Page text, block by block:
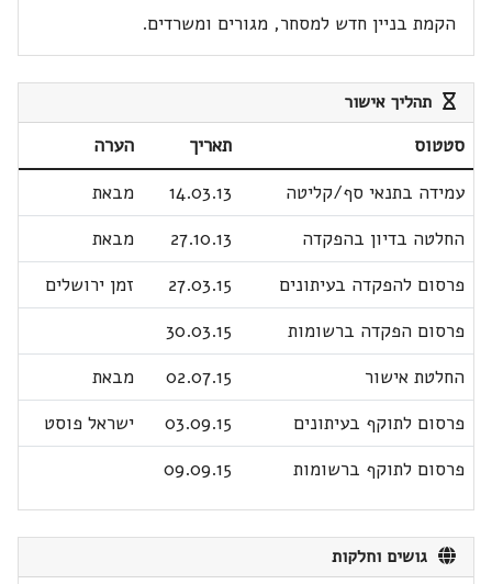
הקמת בניין חדש למסחר, מגורים ומשרדים.
תהליך אישור
סטטוס תאריך
הערה
עמידה בתנאי סף/קליטה
14.03.13
מבאת
החלטה בדיון בהפקדה
27.10.13
מבאת
פרסום להפקדה בעיתונים
27.03.15
זמן ירושלים
פרסום הפקדה ברשומות
30.03.15
החלטת אישור
02.07.15
מבאת
פרסום לתוקף בעיתונים
03.09.15
ישראל פוסט
פרסום לתוקף ברשומות
09.09.15
גושים וחלקות